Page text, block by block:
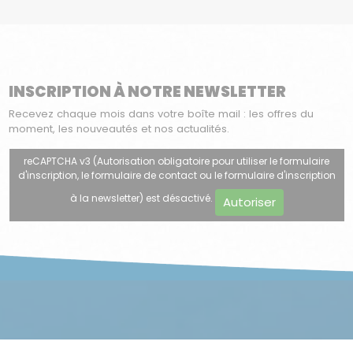
INSCRIPTION À NOTRE NEWSLETTER
Recevez chaque mois dans votre boîte mail : les offres du
moment, les nouveautés et nos actualités.
reCAPTCHA v3 (Autorisation obligatoire pour utiliser le formulaire
d'inscription, le formulaire de contact ou le formulaire d'inscription
à la newsletter) est désactivé.
Autoriser